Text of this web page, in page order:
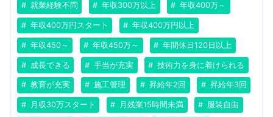
就業経験不問 年収300万以上 年収400万～
年収400万円スタート 年収400万円以上
年収450～ 年収450万～ 年間休日120日以上
成長できる 手当が充実 技術力を身に着けられる
教育が充実 施工管理 昇給年2回 昇給年3回
月収30万スタート 月残業15時間未満 服装自由